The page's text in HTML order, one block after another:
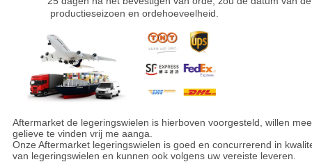
productieseizoen en ordehoeveelheid.
Aftermarket de legeringswielen is hierboven voorgesteld, willen
gelieve te vinden vrij me aanga.
Onze Aftermarket legeringswielen is goed en concurrerend in
van legeringswielen en kunnen ook volgens uw vereiste leveren.